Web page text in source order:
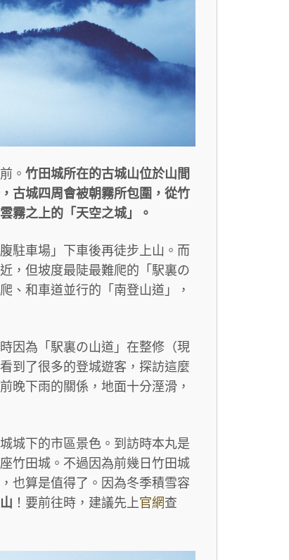
。 竹田城所在的古城山位於山間
古城四周會被朝霧所包圍，從竹
霧之上的「天空之城」。
駐車場」下車後再徒步上山。而
，但坡度最陡最難爬的「駅裏の
、和車道並行的「南登山道」，
因為「駅裏の山道」在整修（現
到了很多的登城遊客，探訪這麼
晚下雨的關係，地面十分溼滑，
城下的市區景色。到訪時本丸是
竹田城。不過因為前幾日竹田城
也算是值得了。因為冬季積雪容
！要前往時，建議先上官網查